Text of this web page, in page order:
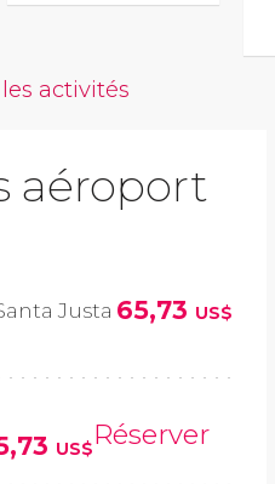
activités
aéroport
Justa 65,73 US$
US$Réserver